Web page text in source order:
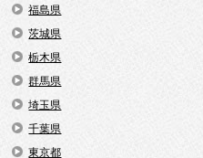
福島県
茨城県
栃木県
群馬県
埼玉県
千葉県
東京都